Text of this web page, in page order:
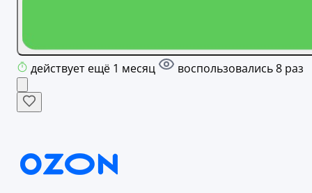
действует ещё 1 месяц воспользовались 8 раз